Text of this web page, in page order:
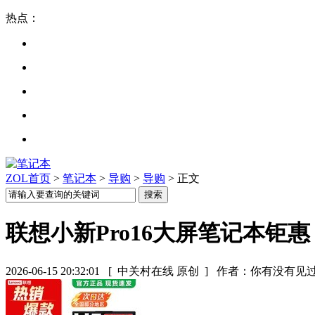
热点：
ZOL首页 > 笔记本 > 导购 > 导购 > 正文
联想小新Pro16大屏笔记本钜惠
2026-06-15 20:32:01 [ 中关村在线 原创 ] 作者：你有没有见